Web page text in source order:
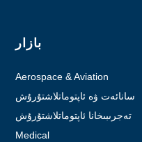
بازار
Aerospace & Aviation
سانائەت ۋە ئاپتوماتلاشتۇرۇش
تەجرىبىخانا ئاپتوماتلاشتۇرۇش
Medical